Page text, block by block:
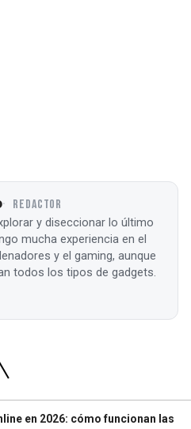
REDACTOR
y diseccionar lo último
mucha experiencia en el
y el gaming, aunque
todos los tipos de gadgets.
en 2026: cómo funcionan las